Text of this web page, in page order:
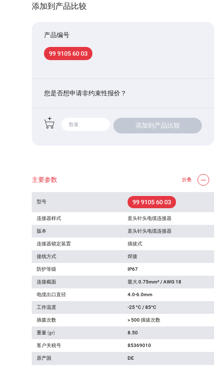
添加到产品比较
产品编号
99 9105 60 03
您是否想申请非约束性报价？
添加到产品比较
主要参数 折叠
型号 99 9105 60 03
连接器样式 直头针头电缆连接器
版本 直头针头电缆连接器
连接器锁定装置 插拔式
接线方式 焊接
防护等级 IP67
连接截面 最大 0.75mm² / AWG 18
电缆出口直径 4.0-6.0mm
工作温度 -25 °C / 85°C
插拨次数 > 500 插拔次数
重量 (gr) 8.50
客户关税号 85369010
原产国 DE